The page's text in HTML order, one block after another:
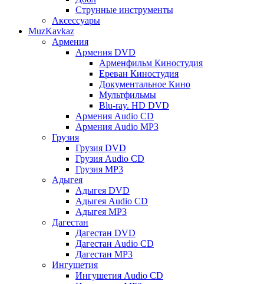
Струнные инструменты
Аксессуары
MuzKavkaz
Армения
Армения DVD
Арменфильм Киностудия
Ереван Киностудия
Документальное Кино
Мультфильмы
Blu-ray. HD DVD
Армения Audio CD
Армения Audio MP3
Грузия
Грузия DVD
Грузия Audio CD
Грузия MP3
Адыгея
Адыгея DVD
Адыгея Audio CD
Адыгея MP3
Дагестан
Дагестан DVD
Дагестан Audio CD
Дагестан MP3
Ингушетия
Ингушетия Audio CD